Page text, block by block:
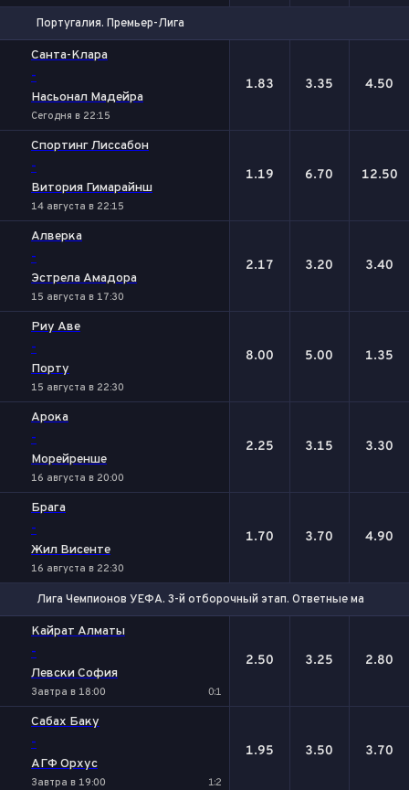
Португалия. Премьер-Лига
Санта-Клара
-
Насьонал Мадейра
Сегодня в 22:15
1.83 3.35 4.50
Спортинг Лиссабон
-
Витория Гимарайнш
14 августа в 22:15
1.19 6.70 12.50
Алверка
-
Эстрела Амадора
15 августа в 17:30
2.17 3.20 3.40
Риу Аве
-
Порту
15 августа в 22:30
8.00 5.00 1.35
Арока
-
Морейренше
16 августа в 20:00
2.25 3.15 3.30
Брага
-
Жил Висенте
16 августа в 22:30
1.70 3.70 4.90
Лига Чемпионов УЕФА. 3-й отборочный этап. Ответные матчи
Кайрат Алматы
-
Левски София
Завтра в 18:00 0:1
2.50 3.25 2.80
Сабах Баку
-
АГФ Орхус
Завтра в 19:00 1:2
1.95 3.50 3.70